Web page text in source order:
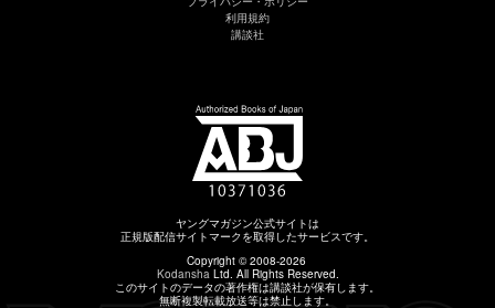
利用規約
講談社
ヤングマガジン公式サイトは
正規版配信サイトマークを取得したサービスです。
Copyright © 2008-2026
KodanshaLtd. All Rights Reserved.
このサイトのデータの著作権は講談社が保有します。
無断複製転載放送等は禁止します。